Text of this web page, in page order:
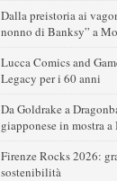
Dalla preistoria ai
nonno di Banksy” a
Lucca Comics and
Legacy per i 60 anni
Da Goldrake a
giapponese in mostra a
Firenze Rocks 2026:
sostenibilità